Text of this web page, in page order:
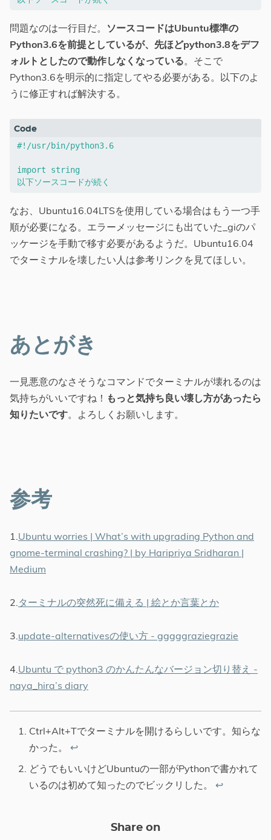
問題なのは一行目だ。 ソースコードはUbuntu標準の
Python3.6を前提としているが、先ほどpython3.8をデフ
ォルトとしたので動作しなくなっている。そこで
Python3.6を明示的に指定してやる必要がある。以下のよ
うに修正すれば解決する。
#!/usr/bin/python3.6
import string
なお、Ubuntu16.04LTSを使用している場合はもう一つ手
順が必要になる。エラーメッセージにも出ていた_giのパ
ッケージを手動で移す必要があるようだ。Ubuntu16.04
でターミナルを壊したい人は参考リンクを見てほしい。
あとがき
一見悪意のなさそうなコマンドでターミナルが壊れるのは
気持ちがいいですね！ もっと気持ち良い壊し方があったら
知りたいです。よろしくお願いします。
参考
1. Ubuntu worries | What’s with upgrading Python and
gnome-terminal crashing? | by Haripriya Sridharan |
Medium
2. ターミナルの突然死に備える | 絵とか言葉とか
3. update-alternativesの使い方 - gggggraziegrazie
4. Ubuntu で python3 のかんたんなバージョン切り替え -
naya_hira’s diary
Ctrl+Alt+Tでターミナルを開けるらしいです。知らな
かった。 ↩︎
どうでもいいけどUbuntuの一部がPythonで書かれて
いるのは初めて知ったのでビックリした。 ↩︎
Share on